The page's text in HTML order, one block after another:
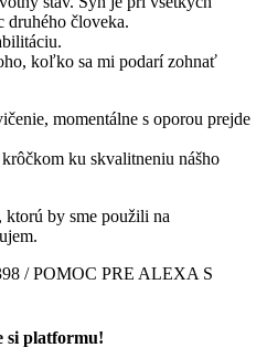
druhého človeka.
koľko sa mi podarí zohnať
momentálne s oporou prejde
ku skvalitneniu nášho
by sme použili na
/ POMOC PRE ALEXA S
si platformu!